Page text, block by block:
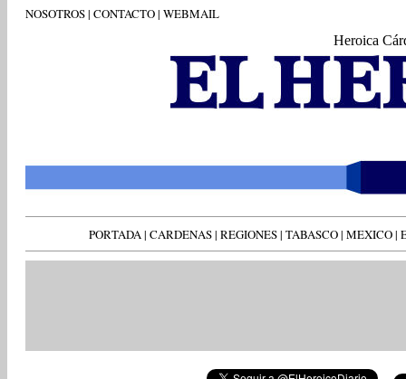
NOSOTROS| CONTACTO| WEBMAIL
Heroica
PORTADA| CARDENAS| REGIONES| TABASCO| MEXICO|